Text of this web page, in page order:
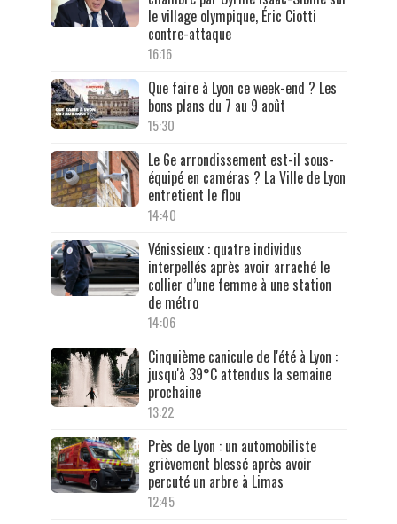
le village olympique, Éric Ciotti
contre-attaque
16:16
Que faire à Lyon ce week-end ? Les
bons plans du 7 au 9 août
15:30
Le 6e arrondissement est-il sous-
équipé en caméras ? La Ville de Lyon
entretient le flou
14:40
Vénissieux : quatre individus
interpellés après avoir arraché le
collier d’une femme à une station
de métro
14:06
Cinquième canicule de l'été à Lyon :
jusqu'à 39°C attendus la semaine
prochaine
13:22
Près de Lyon : un automobiliste
grièvement blessé après avoir
percuté un arbre à Limas
12:45